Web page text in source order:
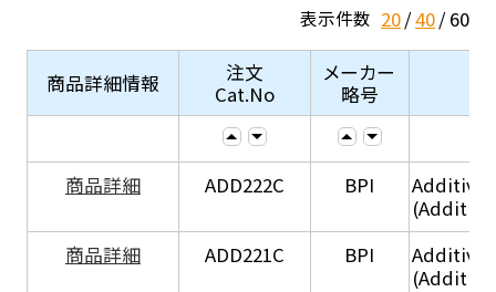
表示件数 20 40 60
商品詳細情報
注文
Cat.No
メーカー
略号
商品詳細 ADD222C BPI
商品詳細
ADD221C BPI